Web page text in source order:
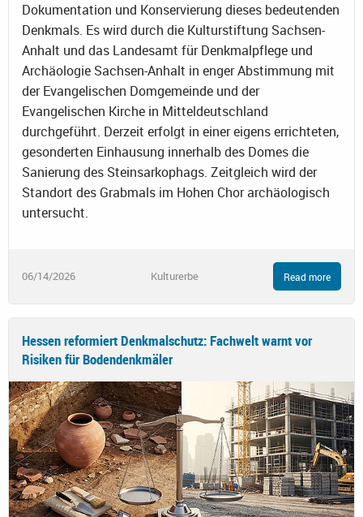
Dokumentation und Konservierung dieses bedeutenden
Denkmals. Es wird durch die Kulturstiftung Sachsen-
Anhalt und das Landesamt für Denkmalpflege und
Archäologie Sachsen-Anhalt in enger Abstimmung mit
der Evangelischen Domgemeinde und der
Evangelischen Kirche in Mitteldeutschland
durchgeführt. Derzeit erfolgt in einer eigens errichteten,
gesonderten Einhausung innerhalb des Domes die
Sanierung des Steinsarkophags. Zeitgleich wird der
Standort des Grabmals im Hohen Chor archäologisch
untersucht.
06/14/2026 Kulturerbe Read more
Hessen reformiert Denkmalschutz: Fachwelt warnt vor
Risiken für Bodendenkmäler